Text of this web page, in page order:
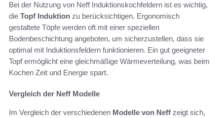
Bei der Nutzung von Neff Induktionskochfeldern ist es wichtig,
die Topf Induktion zu berücksichtigen. Ergonomisch
gestaltete Töpfe werden oft mit einer speziellen
Bodenbeschichtung angeboten, um sicherzustellen, dass sie
optimal mit Induktionsfeldern funktionieren. Ein gut geeigneter
Topf ermöglicht eine gleichmäßige Wärmeverteilung, was beim
Kochen Zeit und Energie spart.
Vergleich der Neff Modelle
Im Vergleich der verschiedenen Modelle von Neff zeigt sich,